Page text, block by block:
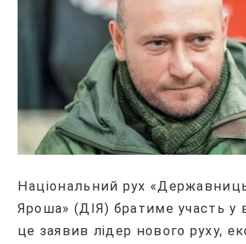
Національний рух
Яроша» (ДІЯ) братиме участь у
це заявив лідер нового руху,